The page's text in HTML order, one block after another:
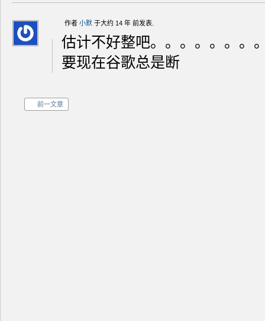
作者 小默 于大约 14 年 前发表.
估计不好整吧。。。。。。。
要现在谷歌总是断
前一文章